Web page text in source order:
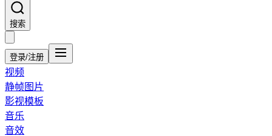
搜索
登录/注册
视频
静帧图片
影视模板
音乐
音效